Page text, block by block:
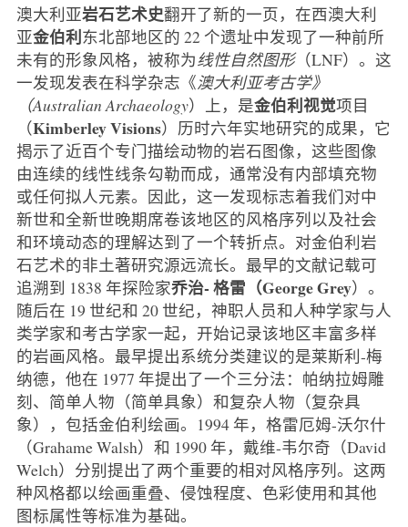
澳大利亚岩石艺术史翻开了新的一页，在西澳大利
亚金伯利东北部地区的 22 个遗址中发现了一种前所
未有的形象风格，被称为线性自然图形（LNF）。这
一发现发表在科学杂志《澳大利亚考古学》
（Australian Archaeology）上，是金伯利视觉项目
（Kimberley Visions）历时六年实地研究的成果，它
揭示了近百个专门描绘动物的岩石图像，这些图像
由连续的线性线条勾勒而成，通常没有内部填充物
或任何拟人元素。因此，这一发现标志着我们对中
新世和全新世晚期席卷该地区的风格序列以及社会
和环境动态的理解达到了一个转折点。对金伯利岩
石艺术的非土著研究源远流长。最早的文献记载可
追溯到 1838 年探险家乔治-格雷（George Grey）。
随后在 19 世纪和 20 世纪，神职人员和人种学家与人
类学家和考古学家一起，开始记录该地区丰富多样
的岩画风格。最早提出系统分类建议的是莱斯利-梅
纳德，他在 1977 年提出了一个三分法：帕纳拉姆雕
刻、简单人物（简单具象）和复杂人物（复杂具
象），包括金伯利绘画。1994 年，格雷厄姆-沃尔什
（Grahame Walsh）和 1990 年，戴维-韦尔奇（David
Welch）分别提出了两个重要的相对风格序列。这两
种风格都以绘画重叠、侵蚀程度、色彩使用和其他
图标属性等标准为基础。